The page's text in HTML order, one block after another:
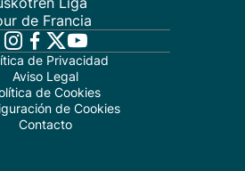
de Francia
de Privacidad
Aviso Legal
de Cookies
de Cookies
Contacto